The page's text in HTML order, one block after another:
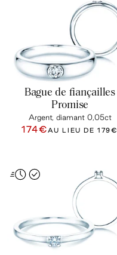
Bague de fiançailles
Promise
Argent, diamant 0,05ct
174€AU LIEU DE179€